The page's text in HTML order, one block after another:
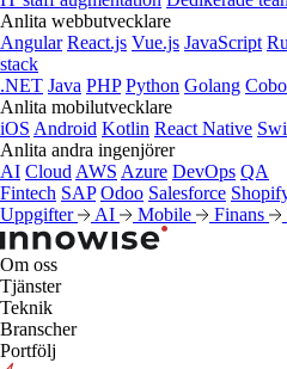
Anlita webbutvecklare
Angular React.js Vue.js JavaScript
stack
.NET Java PHP Python Golang
Anlita mobilutvecklare
iOS Android Kotlin React Native
Anlita andra ingenjörer
AI Cloud AWS Azure DevOps QA
Fintech SAP Odoo Salesforce
Uppgifter
AI Mobile Finans
Om oss
Tjänster
Teknik
Branscher
Portfölj